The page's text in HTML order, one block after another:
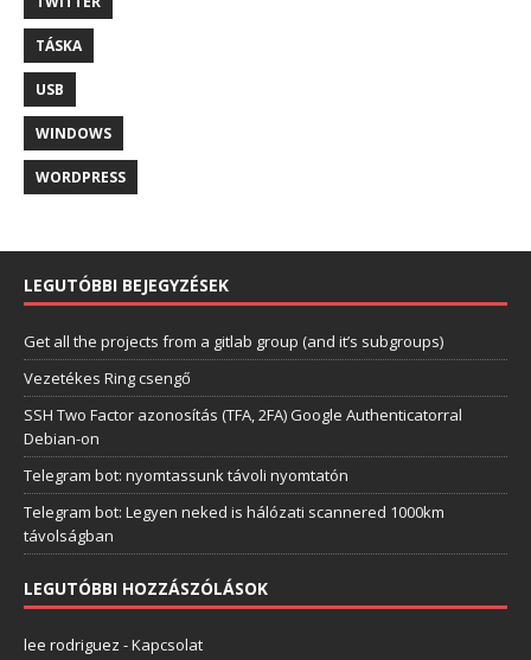
TÁSKA
USB
WINDOWS
WORDPRESS
LEGUTÓBBI BEJEGYZÉSEK
Get all the projects from a gitlab group (and it’s subgroups)
Vezetékes Ring csengő
SSH Two Factor azonosítás (TFA, 2FA) Google Authenticatorral
Debian-on
Telegram bot: nyomtassunk távoli nyomtatón
Telegram bot: Legyen neked is hálózati scannered 1000km
távolságban
LEGUTÓBBI HOZZÁSZÓLÁSOK
lee rodriguez -Kapcsolat